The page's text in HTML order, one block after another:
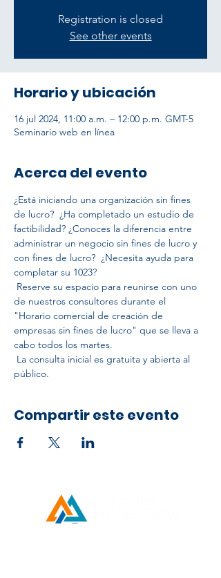
Registration is closed
See other events
Horario y ubicación
16 jul 2024, 11:00 a.m. – 12:00 p.m. GMT-5
Seminario web en línea
Acerca del evento
¿Está iniciando una organización sin fines
de lucro?  ¿Ha completado un estudio de
factibilidad? ¿Conoces la diferencia entre
administrar un negocio sin fines de lucro y
con fines de lucro?  ¿Necesita ayuda para
completar su 1023?
de nuestros consultores durante el
"Horario comercial de creación de
empresas sin fines de lucro" que se lleva a
cabo todos los martes.
público.
Compartir este evento